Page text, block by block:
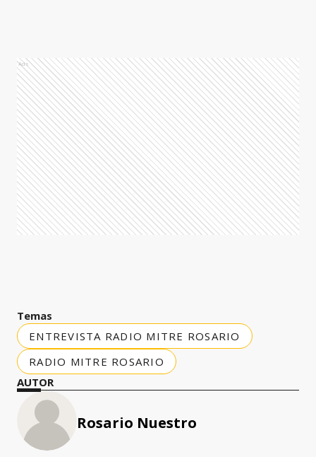
Ads
Temas
ENTREVISTA RADIO MITRE ROSARIO
RADIO MITRE ROSARIO
AUTOR
Rosario Nuestro